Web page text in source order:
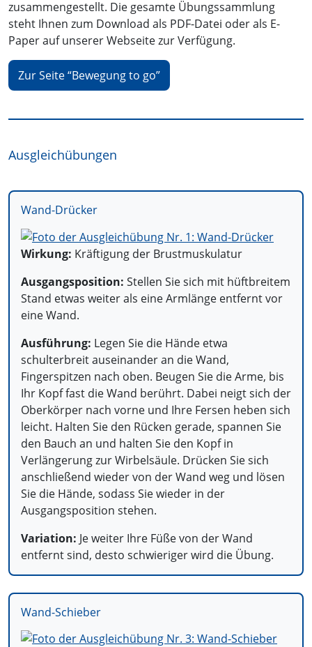
zusammengestellt. Die gesamte Übungssammlung
steht Ihnen zum Download als PDF-Datei oder als E-
Paper auf unserer Webseite zur Verfügung.
Zur Seite “Bewegung to go”
Ausgleichübungen
Wand-Drücker
Wirkung: Kräftigung der Brustmuskulatur
Ausgangsposition: Stellen Sie sich mit hüftbreitem
Stand etwas weiter als eine Armlänge entfernt vor
eine Wand.
Ausführung: Legen Sie die Hände etwa
schulterbreit auseinander an die Wand,
Fingerspitzen nach oben. Beugen Sie die Arme, bis
Ihr Kopf fast die Wand berührt. Dabei neigt sich der
Oberkörper nach vorne und Ihre Fersen heben sich
leicht. Halten Sie den Rücken gerade, spannen Sie
den Bauch an und halten Sie den Kopf in
Verlängerung zur Wirbelsäule. Drücken Sie sich
anschließend wieder von der Wand weg und lösen
Sie die Hände, sodass Sie wieder in der
Ausgangsposition stehen.
Variation: Je weiter Ihre Füße von der Wand
entfernt sind, desto schwieriger wird die Übung.
Wand-Schieber